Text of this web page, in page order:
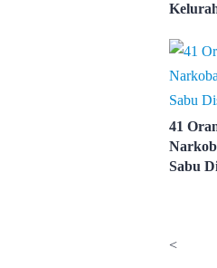
41
Sabu
<